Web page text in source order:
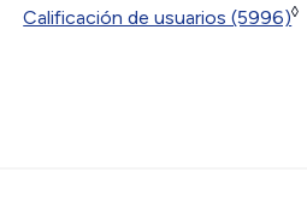
Calificación de usuarios (5996)◊